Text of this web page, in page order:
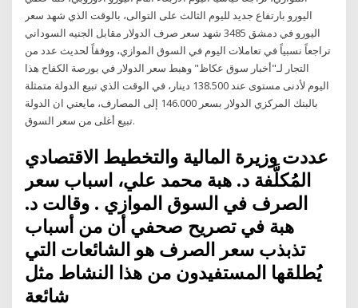
اليورو بارتفاع جديد لليوم الثالث على التوالى، بالوقت الذي شهد سعر
اليورو في دمشق 3485 شهد سعر صرف الدولار مقابل الجنيه السوداني
تراجعاً نسبياً في تعاملات اليوم في السوق الموازي، ووفقاً لحديث عدد من
التجار لـ"أخبار سوق عكاظ" وهبط سعر الدولار في بورصة الكفاح هذا
اليوم لأدنى مستوى عند 138.500 دينار، في الوقت الذي تبيع الدولة متمثلة
بالبنك المركزي الدولار بسعر 146.000 إلى المصارف، مايعني ان الدولة
تبيع أغلى من سعر السوق.
عددت وزيرة المالية والتخطيط الاقتصادي
المُكلَّفة د. هبة محمد علي، اسباب سعر
الصرف في السوق الموازي . وقالت د.
هبة في تصريح صحفي أن من أسباب
تذبذب سعر الصرف هو الشائعات التي
يُطلقها المستفيدون من هذا النشاط مثل
شائعة